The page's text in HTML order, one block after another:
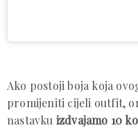
Ako postoji boja koja
promijeniti cijeli outfit,
nastavku izdvajamo 10